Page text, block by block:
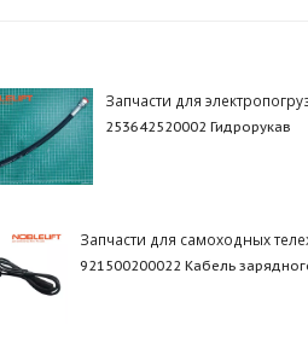
Запчасти для
253642520002 Гидрорукав
Запчасти для самоходных
921500200022 Кабель